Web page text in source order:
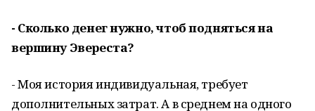
- Сколько денег нужно, чтоб подняться на
вершину Эвереста?
- Моя история индивидуальная, требует
дополнительных затрат. А в среднем на одного